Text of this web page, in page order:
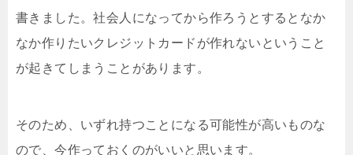
書きました。社会人になってから作ろうとするとなか
なか作りたいクレジットカードが作れないということ
が起きてしまうことがあります。
そのため、いずれ持つことになる可能性が高いものな
ので、今作っておくのがいいと思います。